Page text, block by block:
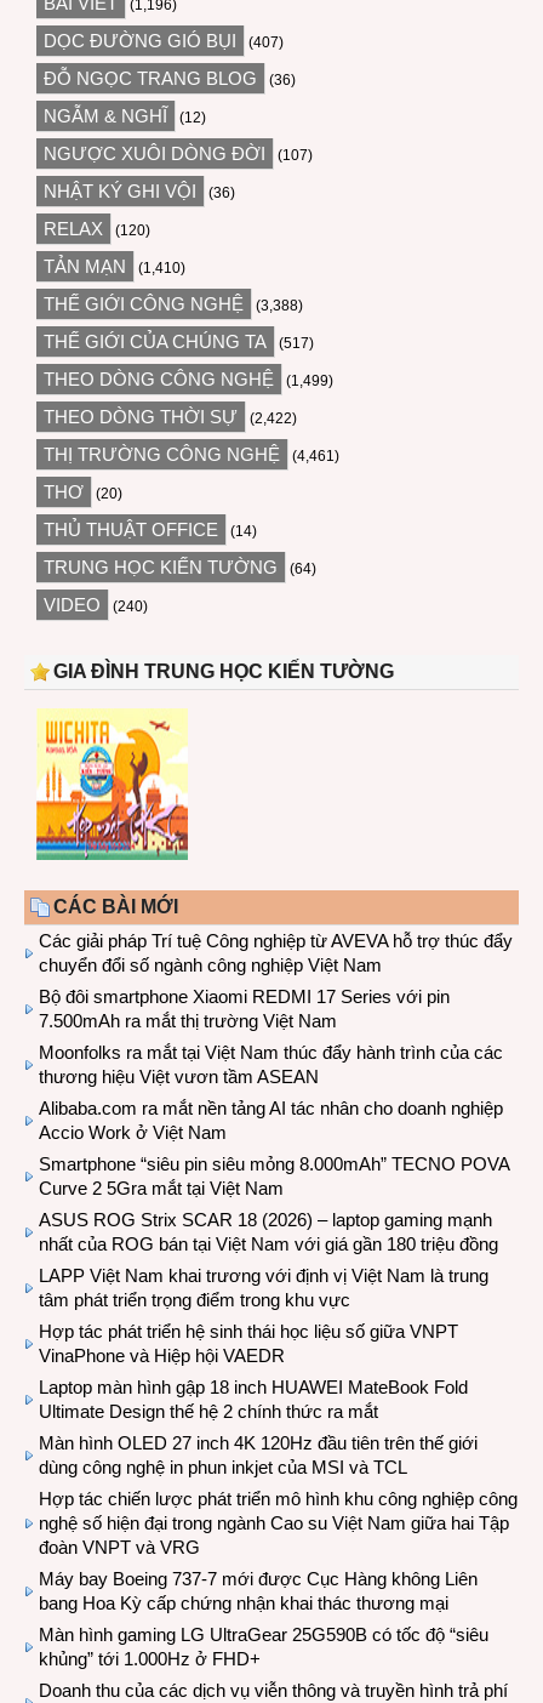
(1,196)
DỌC ĐƯỜNG GIÓ BỤI (407)
ĐỖ NGỌC TRANG BLOG (36)
NGẪM & NGHĨ (12)
NGƯỢC XUÔI DÒNG ĐỜI (107)
NHẬT KÝ GHI VỘI (36)
RELAX (120)
TẢN MẠN (1,410)
THẾ GIỚI CÔNG NGHỆ (3,388)
THẾ GIỚI CỦA CHÚNG TA (517)
THEO DÒNG CÔNG NGHỆ (1,499)
THEO DÒNG THỜI SỰ (2,422)
THỊ TRƯỜNG CÔNG NGHỆ (4,461)
THƠ (20)
THỦ THUẬT OFFICE (14)
TRUNG HỌC KIẾN TƯỜNG (64)
VIDEO (240)
GIA ĐÌNH TRUNG HỌC KIẾN TƯỜNG
CÁC BÀI MỚI
Các giải pháp Trí tuệ Công nghiệp từ AVEVA hỗ trợ thúc đẩy
chuyển đổi số ngành công nghiệp Việt Nam
Bộ đôi smartphone Xiaomi REDMI 17 Series với pin
7.500mAh ra mắt thị trường Việt Nam
Moonfolks ra mắt tại Việt Nam thúc đẩy hành trình của các
thương hiệu Việt vươn tầm ASEAN
Alibaba.com ra mắt nền tảng AI tác nhân cho doanh nghiệp
Accio Work ở Việt Nam
Smartphone “siêu pin siêu mỏng 8.000mAh” TECNO POVA
Curve 2 5Gra mắt tại Việt Nam
ASUS ROG Strix SCAR 18 (2026) – laptop gaming mạnh
nhất của ROG bán tại Việt Nam với giá gần 180 triệu đồng
LAPP Việt Nam khai trương với định vị Việt Nam là trung
tâm phát triển trọng điểm trong khu vực
Hợp tác phát triển hệ sinh thái học liệu số giữa VNPT
VinaPhone và Hiệp hội VAEDR
Laptop màn hình gập 18 inch HUAWEI MateBook Fold
Ultimate Design thế hệ 2 chính thức ra mắt
Màn hình OLED 27 inch 4K 120Hz đầu tiên trên thế giới
dùng công nghệ in phun inkjet của MSI và TCL
Hợp tác chiến lược phát triển mô hình khu công nghiệp công
nghệ số hiện đại trong ngành Cao su Việt Nam giữa hai Tập
đoàn VNPT và VRG
Máy bay Boeing 737-7 mới được Cục Hàng không Liên
bang Hoa Kỳ cấp chứng nhận khai thác thương mại
Màn hình gaming LG UltraGear 25G590B có tốc độ “siêu
khủng” tới 1.000Hz ở FHD+
Doanh thu của các dịch vụ viễn thông và truyền hình trả phí